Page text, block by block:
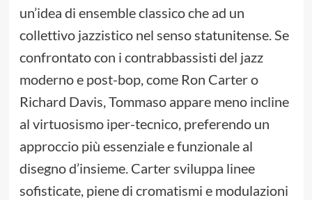
un’idea di ensemble classico che ad un
collettivo jazzistico nel senso statunitense. Se
confrontato con i contrabbassisti del jazz
moderno e post-bop, come Ron Carter o
Richard Davis, Tommaso appare meno incline
al virtuosismo iper-tecnico, preferendo un
approccio più essenziale e funzionale al
disegno d’insieme. Carter sviluppa linee
sofisticate, piene di cromatismi e modulazioni